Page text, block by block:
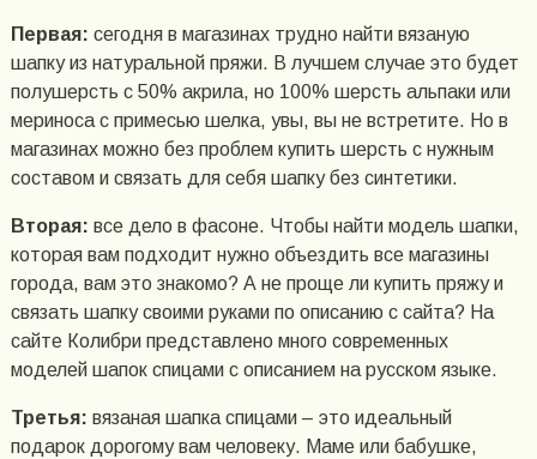
Первая: сегодня в магазинах трудно найти вязаную
шапку из натуральной пряжи. В лучшем случае это будет
полушерсть с 50% акрила, но 100% шерсть альпаки или
мериноса с примесью шелка, увы, вы не встретите. Но в
магазинах можно без проблем купить шерсть с нужным
составом и связать для себя шапку без синтетики.
Вторая: все дело в фасоне. Чтобы найти модель шапки,
которая вам подходит нужно объездить все магазины
города, вам это знакомо? А не проще ли купить пряжу и
связать шапку своими руками по описанию с сайта? На
сайте Колибри представлено много современных
моделей шапок спицами с описанием на русском языке.
Третья: вязаная шапка спицами – это идеальный
подарок дорогому вам человеку. Маме или бабушке,